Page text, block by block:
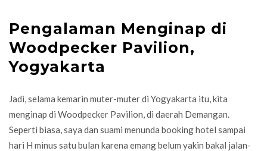
Pengalaman Menginap di
Woodpecker Pavilion,
Yogyakarta
Jadi, selama kemarin muter-muter di Yogyakarta itu, kita
menginap di Woodpecker Pavilion, di daerah Demangan.
Seperti biasa, saya dan suami menunda booking hotel sampai
hari H minus satu bulan karena emang belum yakin bakal jalan-